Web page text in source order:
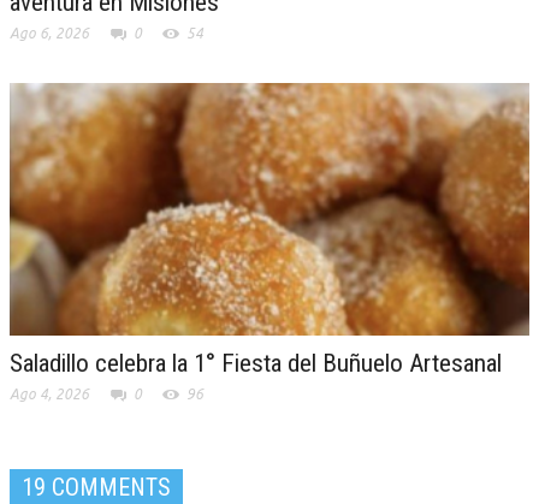
Ago 6, 2026 0 54
Saladillo celebra la 1° Fiesta del Buñuelo Artesanal
Ago 4, 2026 0 96
19 COMMENTS